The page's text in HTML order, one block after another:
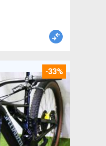
-33%